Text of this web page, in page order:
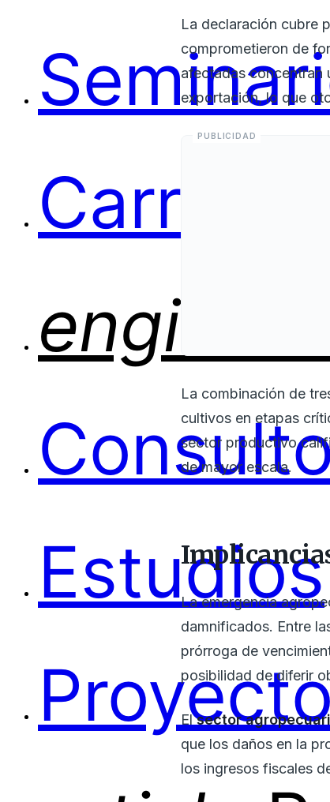
Carreras
Estudios
La declaración cubre
comprometieron de
afectadas concentran
exportación, lo que
La combinación de
cultivos en etapas
sector productivo
de mayor escala.
La emergencia
damnificados. Entre
prórroga de
posibilidad de diferir
Elsector
que los daños en la
los ingresos fiscales